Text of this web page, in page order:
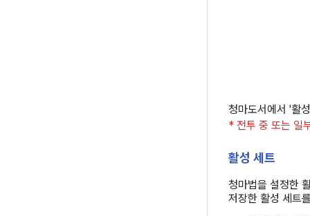
청마도서에서 '활
* 전투 중 또는 일
활성 세트
청마법을 설정한
저장한 활성 세트